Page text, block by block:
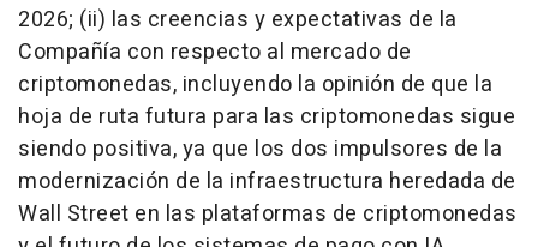
2026; (ii) las creencias y expectativas de la
Compañía con respecto al mercado de
criptomonedas, incluyendo la opinión de que la
hoja de ruta futura para las criptomonedas sigue
siendo positiva, ya que los dos impulsores de la
modernización de la infraestructura heredada de
Wall Street en las plataformas de criptomonedas